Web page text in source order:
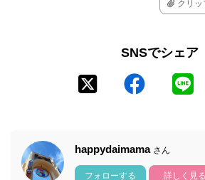
クリッ
SNSでシェア
happydaimama さん
フォローする 詳しく見る